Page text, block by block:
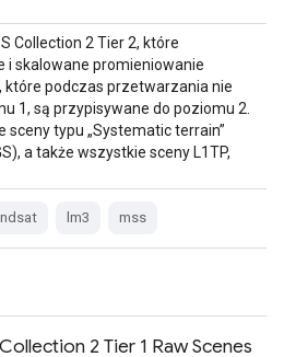
Collection 2 Tier 2, które
i skalowane promieniowanie
które podczas przetwarzania nie
1, są przypisywane do poziomu 2.
typu „Systematic terrain”
a także wszystkie sceny L1TP,
lm3 mss
2 Tier 1 Raw Scenes